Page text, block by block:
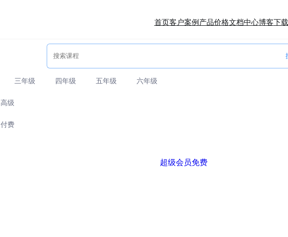
首页客户案例产品价格文档中心博客下载
三年级 四年级 五年级 六年级
高级
付费
超级会员免费